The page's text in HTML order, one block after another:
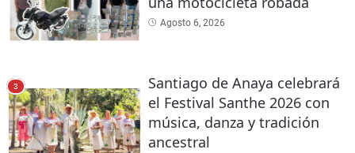
Agosto 6, 2026
3
Santiago de Anaya celebrará
el Festival Santhe 2026 con
música, danza y tradición
ancestral